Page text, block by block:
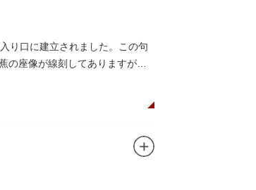
り口に建立されました。この句
座像が線刻してありますが、